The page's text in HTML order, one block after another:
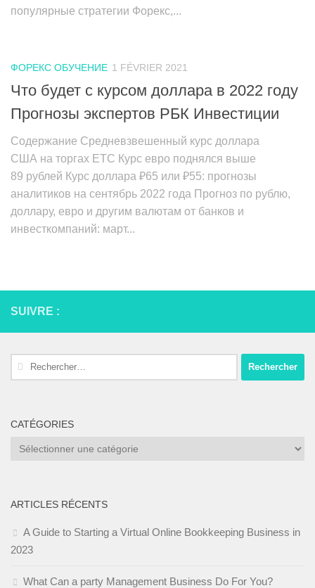
популярные стратегии Форекс,...
ФОРЕКС ОБУЧЕНИЕ 1 FÉVRIER 2021
Что будет с курсом доллара в 2022 году
Прогнозы экспертов РБК Инвестиции
Содержание Средневзвешенный курс доллара
США на торгах ЕТС Курс евро поднялся выше
89 рублей Курс доллара ₽65 или ₽55: прогнозы
аналитиков на сентябрь 2022 года Прогноз по рублю,
доллару, евро и другим валютам от банков и
инвесткомпаний: март...
SUIVRE :
Rechercher :
CATÉGORIES
Catégories
ARTICLES RÉCENTS
A Guide to Starting a Virtual Online Bookkeeping Business in
2023
What Can a party Management Business Do For You?